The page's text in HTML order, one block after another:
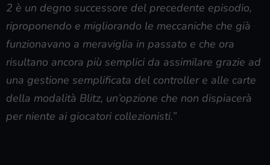
2 è un degno successore del precedente episodio,
riproponendo e migliorando le meccaniche che già
funzionavano a meraviglia in passato e che ora
risultano ancora più semplici da assimilare grazie ad
una gestione semplificata del controller e alle carte
della modalità Blitz, un’opzione che non dispiacerà
per niente ai giocatori collezionisti.”